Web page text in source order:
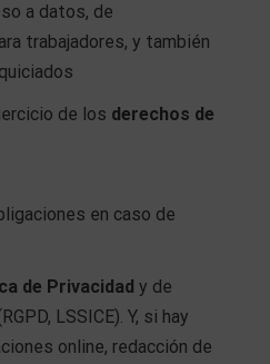
a datos, de
trabajadores, y también
de los derechos de
en caso de
de Privacidad y de
LSSICE). Y, si hay
online, redacción de